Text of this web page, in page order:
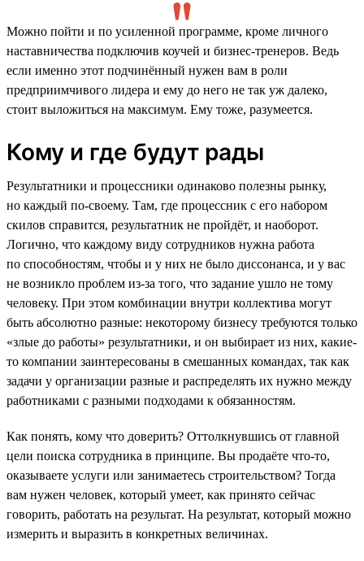
Можно пойти и по усиленной программе, кроме личного
наставничества подключив коучей и бизнес-тренеров. Ведь
если именно этот подчинённый нужен вам в роли
предприимчивого лидера и ему до него не так уж далеко,
стоит выложиться на максимум. Ему тоже, разумеется.
Кому и где будут рады
Результатники и процессники одинаково полезны рынку,
но каждый по-своему. Там, где процессник с его набором
скилов справится, результатник не пройдёт, и наоборот.
Логично, что каждому виду сотрудников нужна работа
по способностям, чтобы и у них не было диссонанса, и у вас
не возникло проблем из-за того, что задание ушло не тому
человеку. При этом комбинации внутри коллектива могут
быть абсолютно разные: некоторому бизнесу требуются только
«злые до работы» результатники, и он выбирает из них, какие-
то компании заинтересованы в смешанных командах, так как
задачи у организации разные и распределять их нужно между
работниками с разными подходами к обязанностям.
Как понять, кому что доверить? Оттолкнувшись от главной
цели поиска сотрудника в принципе. Вы продаёте что-то,
оказываете услуги или занимаетесь строительством? Тогда
вам нужен человек, который умеет, как принято сейчас
говорить, работать на результат. На результат, который можно
измерить и выразить в конкретных величинах.